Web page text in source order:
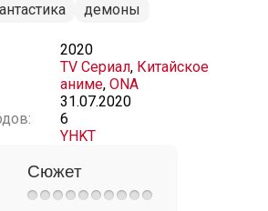
демоны
2020
TV Сериал, Китайское
аниме, ONA
31.07.2020
6
YHKT
Сюжет